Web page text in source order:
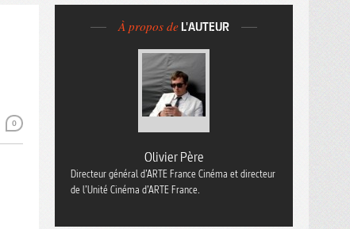
0
À propos de L'AUTEUR
Olivier Père
Directeur général d’ARTE France Cinéma et directeur
de l’Unité Cinéma d’ARTE France.